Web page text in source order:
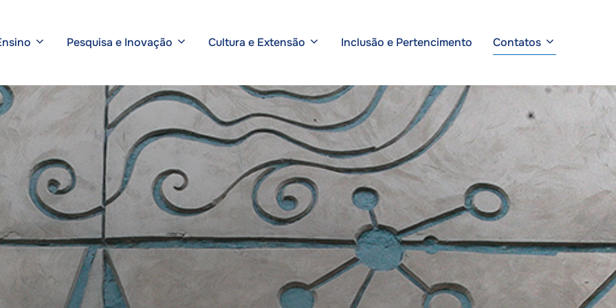
Pesquisa e Inovação Cultura e Extensão Inclusão e Pertencimento Contatos